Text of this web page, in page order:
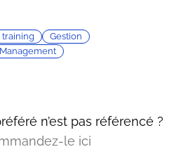
training
Gestion
Management
n’est pas référencé ?
le ici